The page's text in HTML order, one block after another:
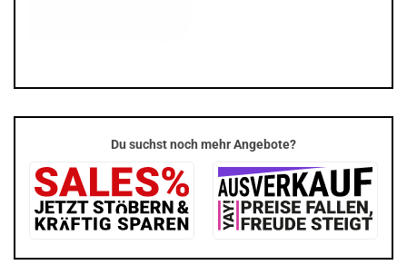
Du suchst noch mehr Angebote?